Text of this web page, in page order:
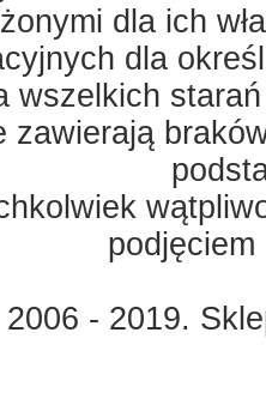
dla ich
dla
wszelkich
zawierają
- 2019.